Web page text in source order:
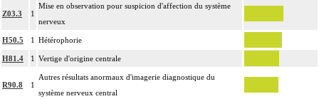
Z03.3 1
Mise en observation pour suspicion d'affection du système
nerveux
H50.5 1 Hétérophorie
H81.4 1 Vertige d'origine centrale
R90.8 1
Autres résultats anormaux d'imagerie diagnostique du
système nerveux central